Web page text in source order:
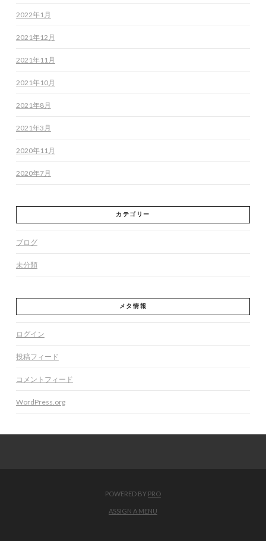
2022年1月
2021年12月
2021年11月
2021年10月
2021年8月
2021年3月
2020年11月
2020年7月
カテゴリー
ブログ
未分類
メタ情報
ログイン
投稿フィード
コメントフィード
WordPress.org
POWERED BY PRO
ASSIGN A MENU